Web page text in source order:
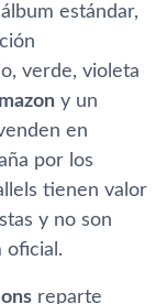
estándar,
verde, violeta
y un
en
por los
tienen valor
y no son
oficial.
reparte